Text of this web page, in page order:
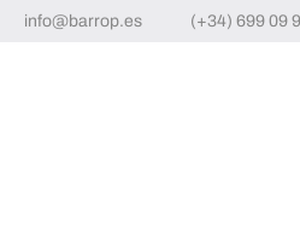
info@barrop.es (+34) 699 09